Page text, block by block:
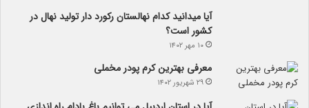
آیا می­دانید کدام نهالستان رکورد دار تولید نهال­ در
کشور است؟
۱۰ مهر ۱۴۰۲
معرفی بهترین کرم پودر مخملی
۲۹ شهریور ۱۴۰۲